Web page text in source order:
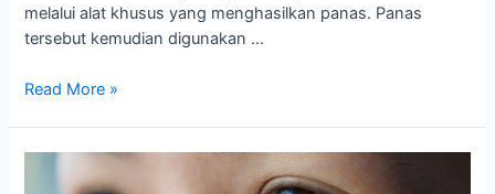
melalui alat khusus yang menghasilkan panas. Panas
tersebut kemudian digunakan …
Read More »